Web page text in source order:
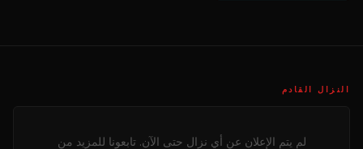
النزال القادم
لم يتم الإعلان عن أي نزال حتى الآن. تابعونا للمزيد من